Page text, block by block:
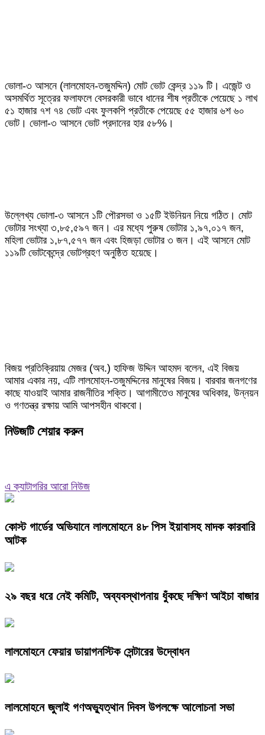
ভোলা-৩ আসনে (লালমোহন-তজুমদ্দিন) মোট ভোট কেন্দ্র ১১৯ টি। এজেন্ট ও
অসমর্থিত সূত্রের ফলাফলে বেসরকারী ভাবে ধানের শীষ প্রতীকে পেয়েছে ১ লাখ
৫১ হাজার ৭শ ৭৪ ভোট এবং ফুলকপি প্রতীকে পেয়েছে ৫৫ হাজার ৬শ ৬০
ভোট। ভোলা-৩ আসনে ভোট প্রদানের হার ৫৮%।
উল্লেখ্য ভোলা-৩ আসনে ১টি পৌরসভা ও ১৫টি ইউনিয়ন নিয়ে গঠিত। মোট
ভোটার সংখ্যা ৩,৮৫,৫৯৭ জন। এর মধ্যে পুরুষ ভোটার ১,৯৭,০১৭ জন,
মহিলা ভোটার ১,৮৭,৫৭৭ জন এবং হিজড়া ভোটার ৩ জন। এই আসনে মোট
১১৯টি ভোটকেন্দ্রে ভোটগ্রহণ অনুষ্ঠিত হয়েছে।
বিজয় প্রতিক্রিয়ায় মেজর (অব.) হাফিজ উদ্দিন আহমদ বলেন, এই বিজয়
আমার একার নয়, এটি লালমোহন-তজুমদ্দিনের মানুষের বিজয়। বারবার জনগণের
কাছে যাওয়াই আমার রাজনীতির শক্তি। আগামীতেও মানুষের অধিকার, উন্নয়ন
ও গণতন্ত্র রক্ষায় আমি আপসহীন থাকবো।
নিউজটি শেয়ার করুন
এ ক্যাটাগরির আরো নিউজ
কোস্ট গার্ডের অভিযানে লালমোহনে ৪৮ পিস ইয়াবাসহ মাদক কারবারি
আটক
২৯ বছর ধরে নেই কমিটি, অব্যবস্থাপনায় ধুঁকছে দক্ষিণ আইচা বাজার
লালমোহনে ফেয়ার ডায়াগনস্টিক সেন্টারের উদ্বোধন
লালমোহনে জুলাই গণঅভ্যুত্থান দিবস উপলক্ষে আলোচনা সভা